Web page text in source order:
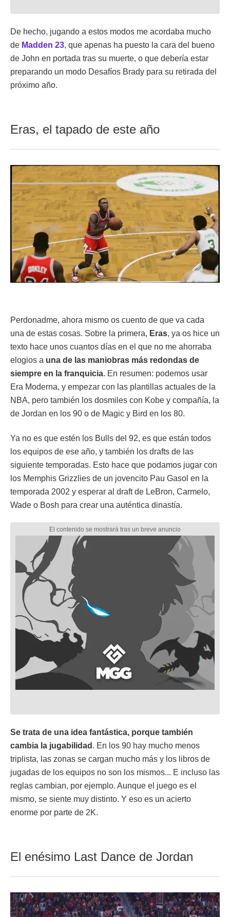
De hecho, jugando a estos modos me acordaba mucho
de Madden 23, que apenas ha puesto la cara del bueno
de John en portada tras su muerte, o que debería estar
preparando un modo Desafíos Brady para su retirada del
próximo año.
Eras, el tapado de este año
Perdonadme, ahora mismo os cuento de que va cada
una de estas cosas. Sobre la primera, Eras, ya os hice un
texto hace unos cuantos días en el que no me ahorraba
elogios a una de las maniobras más redondas de
siempre en la franquicia. En resumen: podemos usar
Era Moderna, y empezar con las plantillas actuales de la
NBA, pero también los dosmiles con Kobe y compañía, la
de Jordan en los 90 o de Magic y Bird en los 80.
Ya no es que estén los Bulls del 92, es que están todos
los equipos de ese año, y también los drafts de las
siguiente temporadas. Esto hace que podamos jugar con
los Memphis Grizzlies de un jovencito Pau Gasol en la
temporada 2002 y esperar al draft de LeBron, Carmelo,
Wade o Bosh para crear una auténtica dinastía.
Se trata de una idea fantástica, porque también
cambia la jugabilidad . En los 90 hay mucho menos
triplista, las zonas se cargan mucho más y los libros de
jugadas de los equipos no son los mismos... E incluso las
reglas cambian, por ejemplo. Aunque el juego es el
mismo, se siente muy distinto. Y eso es un acierto
enorme por parte de 2K.
El enésimo Last Dance de Jordan